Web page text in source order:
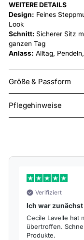
WEITERE DETAILS
Design: Feines
Look
Schnitt: Sicherer Sitz
ganzen Tag
Anlass: Alltag,
Größe & Passform
Pflegehinweise
Verifiziert
Ich war
Cecile Lavelle hat
übertroffen.
Produkte.